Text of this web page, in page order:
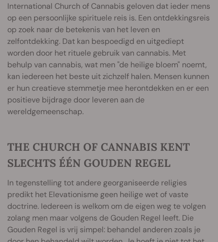
International Church of Cannabis geloven dat ieder mens
op een persoonlijke spirituele reis is. Een ontdekkingsreis
op zoek naar de betekenis van het leven en
zelfontdekking. Dat kan bespoedigd en uitgediept
worden door het rituele gebruik van cannabis. Met
behulp van cannabis, wat men "de heilige bloem" noemt,
kan iedereen het beste uit zichzelf halen. Mensen kunnen
er hun creatieve stemmetje mee herontdekken en er een
positieve bijdrage door leveren aan de
wereldgemeenschap.
THE CHURCH OF CANNABIS KENT
SLECHTS ÉÉN GOUDEN REGEL
In tegenstelling tot andere georganiseerde religies
predikt het Elevationisme geen heilige wet of vaste
doctrine. Iedereen is welkom om de eigen weg te volgen
zolang men maar volgens de Gouden Regel leeft. Die
Gouden Regel is vrij simpel: behandel anderen zoals je